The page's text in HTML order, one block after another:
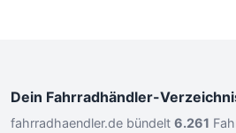
Dein Fahrradhändler-
fahrradhaendler.de bündelt 6.261